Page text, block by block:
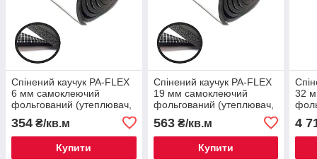
Спінений каучук PA-FLEX
6 мм самоклеючий
фольгований (утеплювач,
354 ₴/кв.м
Купити
Спінений каучук PA-FLEX
19 мм самоклеючий
фольгований (утеплювач,
563₴/кв.м
Купити
32
4